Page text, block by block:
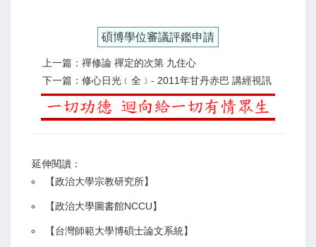
碩博學位審議評鑑申請
上一篇：禪修論 禪定的次第 九住心
下一篇：修心日光﹝全﹞- 2011年甘丹赤巴 講經視訊
延伸閱讀：
【政治大學宗教研究所】
【政治大學圖書館NCCU】
【台灣師範大學博碩士論文系統】